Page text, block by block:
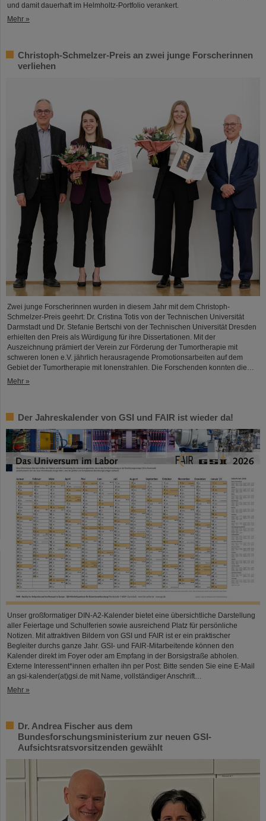
und damit dauerhaft im Helmholtz-Portfolio verankert.
Mehr »
Christoph-Schmelzer-Preis an zwei junge Forscherinnen
verliehen
Zwei junge Forscherinnen wurden in diesem Jahr mit dem Christoph-
Schmelzer-Preis geehrt: Dr. Cristina Totis von der Technischen Universität
Darmstadt und Dr. Stefanie Bertschi von der Technischen Universität Dresden
erhielten den Preis als Würdigung für ihre Dissertationen. Mit der
Auszeichnung prämiert der Verein zur Förderung der Tumortherapie mit
schweren Ionen e.V. jährlich herausragende Promotionsarbeiten auf dem
Gebiet der Tumortherapie mit Ionenstrahlen. Die Forschenden konnten die…
Mehr »
Der Jahreskalender von GSI und FAIR ist wieder da!
Unser großformatiger DIN-A2-Kalender bietet eine übersichtliche Darstellung
aller Feiertage und Schulferien sowie ausreichend Platz für persönliche
Notizen. Mit attraktiven Bildern von GSI und FAIR ist er ein praktischer
Begleiter durchs ganze Jahr. GSI- und FAIR-Mitarbeitende können den
Kalender direkt im Foyer oder am Empfang in der Borsigstraße abholen.
Externe Interessent*innen erhalten ihn per Post: Bitte senden Sie eine E-Mail
an gsi-kalender(at)gsi.de mit Name, vollständiger Anschrift…
Mehr »
Dr. Andrea Fischer aus dem
Bundesforschungsministerium zur neuen GSI-
Aufsichtsratsvorsitzenden gewählt